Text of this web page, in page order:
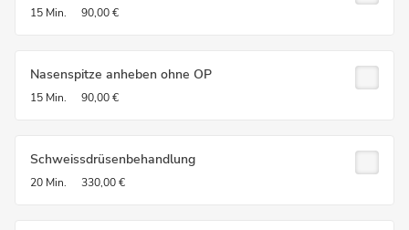
15 Min. 90,00 €
Nasenspitze anheben ohne OP
15 Min. 90,00 €
Schweissdrüsenbehandlung
20 Min. 330,00 €